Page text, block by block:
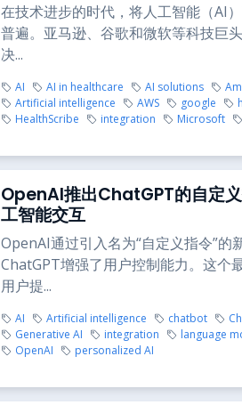
在技术进步的时代，将人工智能（AI
普遍。亚马逊、谷歌和微软等科技巨
决...
AI AI in healthcare AI solutions
Artificial intelligence
AWS google
HealthScribe
integration Microsoft
OpenAI推出ChatGPT的自定
工智能交互
OpenAI通过引入名为“自定义指令”的
ChatGPT增强了用户控制能力。这个
用户提...
AI Artificial intelligence chatbot
Generative AI
integration language
OpenAI
personalized AI